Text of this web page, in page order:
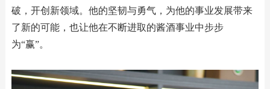
破，开创新领域。他的坚韧与勇气，为他的事业发展带来
了新的可能，也让他在不断进取的酱酒事业中步步
为“赢”。